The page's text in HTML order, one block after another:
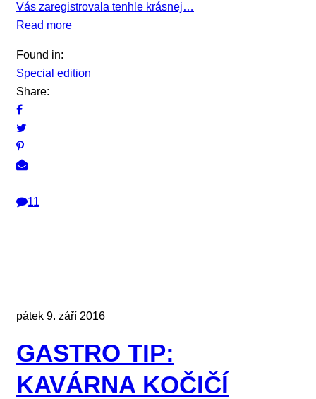
Vás zaregistrovala tenhle krásnej…
Read more
Found in:
Special edition
Share:
11
pátek 9. září 2016
GASTRO TIP:
KAVÁRNA KOČIČÍ